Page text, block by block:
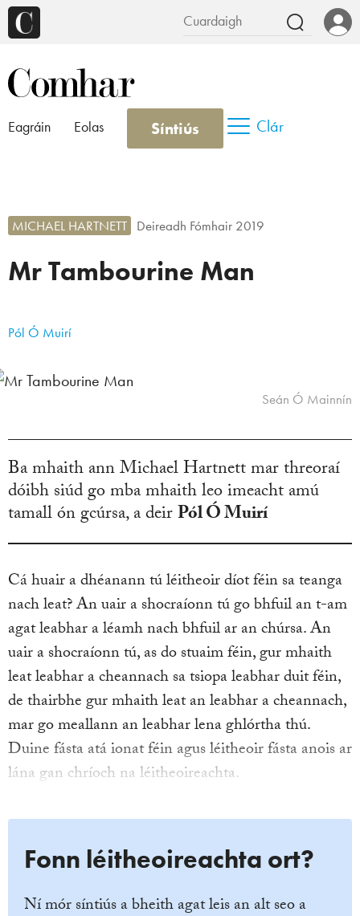
Eagráin Eolas Síntiús Clár
Mr Tambourine Man
MICHAEL HARTNETT Deireadh Fómhair 2019
Pól Ó Muirí
Seán Ó Mainnín
Ba mhaith ann Michael Hartnett mar threoraí
dóibh siúd go mba mhaith leo imeacht amú
tamall ón gcúrsa, a deirPól Ó Muirí
Cá huair a dhéanann tú léitheoir díot féin sa teanga
nach leat? An uair a shocraíonn tú go bhfuil an t-am
agat leabhar a léamh nach bhfuil ar an chúrsa. An
uair a shocraíonn tú, as do stuaim féin, gur mhaith
leat leabhar a cheannach sa tsiopa leabhar duit féin,
de thairbhe gur mhaith leat an leabhar a cheannach,
mar go meallann an leabhar lena ghlórtha thú.
Duine fásta atá ionat féin agus léitheoir fásta anois ar
lána gan chríoch na léitheoireachta.
Fonn léitheoireachta ort?
Ní mór síntiús a bheith agat leis an alt seo a